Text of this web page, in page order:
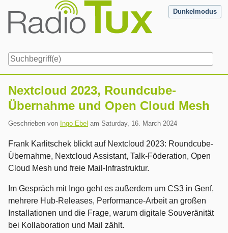
content
Dunkelmodus
Nextcloud 2023, Roundcube-
Übernahme und Open Cloud Mesh
Geschrieben von Ingo Ebel am Saturday, 16. March 2024
Frank Karlitschek blickt auf Nextcloud 2023: Roundcube-
Übernahme, Nextcloud Assistant, Talk-Föderation, Open
Cloud Mesh und freie Mail-Infrastruktur.
Im Gespräch mit Ingo geht es außerdem um CS3 in Genf,
mehrere Hub-Releases, Performance-Arbeit an großen
Installationen und die Frage, warum digitale Souveränität
bei Kollaboration und Mail zählt.